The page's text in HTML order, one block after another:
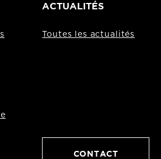
ACTUALITÉS
Toutes les actualités
CONTACT